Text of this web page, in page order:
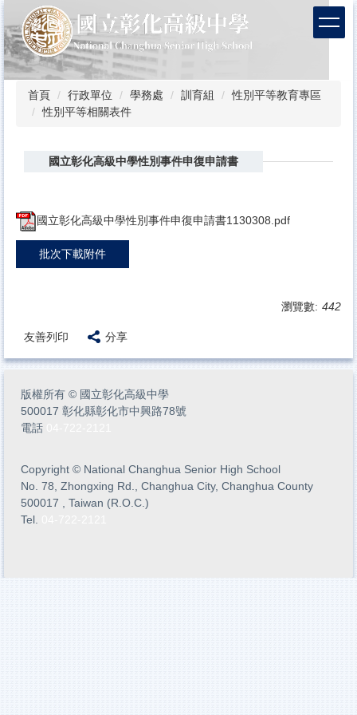
到
主
要
內
首頁 行政單位 學務處 訓育組
性別平等教育專區
性別平等相關表件
國立彰化高級中學性別事件申復申請書
國立彰化高級中學性別事件申復申請書1130308.pdf
批次下載附件
瀏覽數: 442
友善列印 分享
版權所有 © 國立彰化高級中學
500017 彰化縣彰化市中興路78號
電話
Copyright © National Changhua Senior High School
No. 78, Zhongxing Rd., Changhua City, Changhua County
500017 , Taiwan (R.O.C.)
Tel.